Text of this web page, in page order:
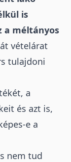
is
a méltányos
vételárat
tulajdoni
a
és azt is,
e a
nem tud